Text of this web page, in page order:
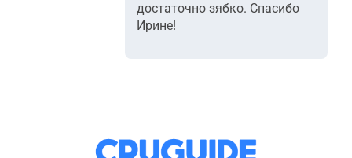
достаточно зябко. Спасибо
Ирине!